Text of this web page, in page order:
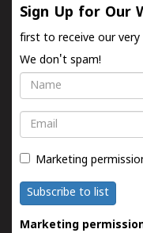
Sign Up for Our
first to receive our
We don't spam!
Name
Email
Marketing
Subscribe to list
Marketing